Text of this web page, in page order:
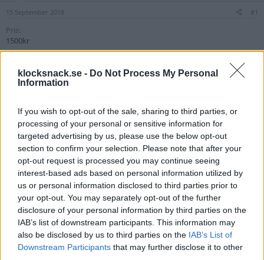
klocksnack.se - Do Not Process My Personal
Information
If you wish to opt-out of the sale, sharing to third parties, or
processing of your personal or sensitive information for
targeted advertising by us, please use the below opt-out
section to confirm your selection. Please note that after your
opt-out request is processed you may continue seeing
interest-based ads based on personal information utilized by
us or personal information disclosed to third parties prior to
your opt-out. You may separately opt-out of the further
disclosure of your personal information by third parties on the
IAB’s list of downstream participants. This information may
also be disclosed by us to third parties on the IAB’s List of
Downstream Participants that may further disclose it to other
15 September 2018 #1
Pris
1500kr
Returpolicy
Bilder Skickat
Hejsan!
Jag har ett skinnställ, IXS i storlek 50, och en hjälm, Shoei Raid storlek 56
till salu.
Jag hade tänkt mig1500(2000) kr för stället och hjälmen.
Helst ser jag en F2F-affär i närheten av Göteborg.
Bilagor